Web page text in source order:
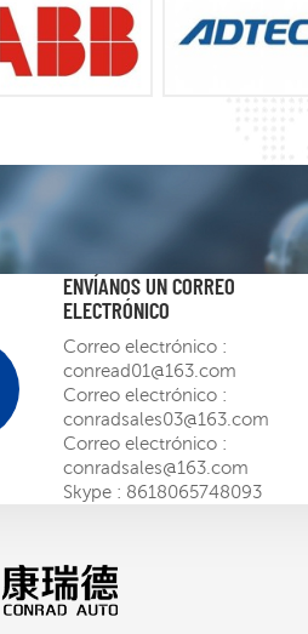
ENVÍANOS UN CORREO
ELECTRÓNICO
Correo electrónico :
conread01@163.com
Correo electrónico :
conradsales03@163.com
Correo electrónico :
conradsales@163.com
Skype : 8618065748093